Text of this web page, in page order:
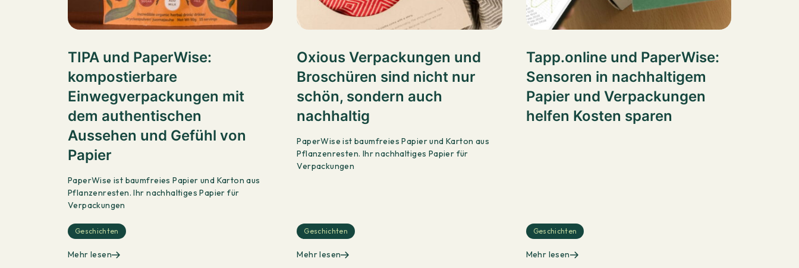
TIPA und PaperWise:
kompostierbare
Einwegverpackungen mit
dem authentischen
Aussehen und Gefühl von
Papier
PaperWise ist baumfreies Papier und Karton aus
Pflanzenresten. Ihr nachhaltiges Papier für
Verpackungen
Geschichten
Mehr lesen
Oxious Verpackungen und
Broschüren sind nicht nur
schön, sondern auch
nachhaltig
PaperWise ist baumfreies Papier und Karton aus
Pflanzenresten. Ihr nachhaltiges Papier für
Verpackungen
Geschichten
Mehr lesen
Tapp.online und PaperWise:
Sensoren in nachhaltigem
Papier und Verpackungen
helfen Kosten sparen
Geschichten
Mehr lesen